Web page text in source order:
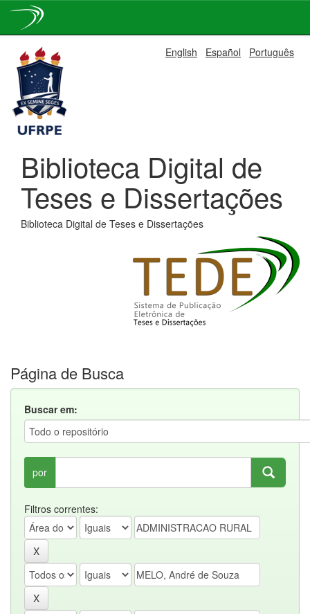
navigation
English Español Português
Biblioteca Digital de
Teses e Dissertações
Biblioteca Digital de Teses e Dissertações
Página de Busca
Buscar em:
por
Filtros correntes: